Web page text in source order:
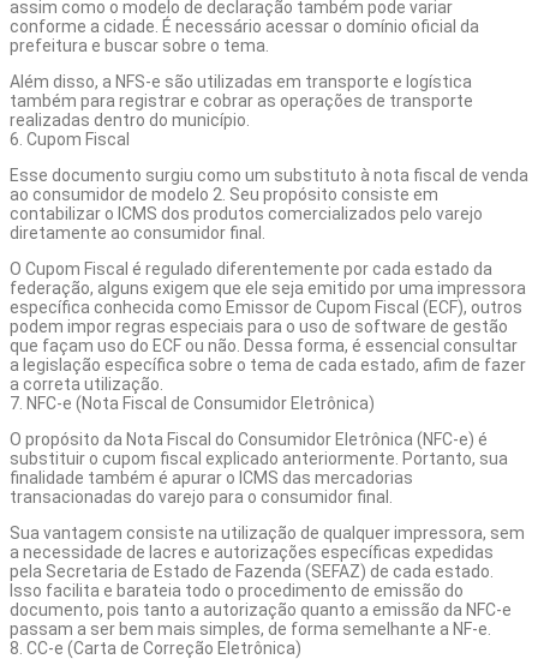
assim como o modelo de declaração também pode variar
conforme a cidade. É necessário acessar o domínio oficial da
prefeitura e buscar sobre o tema.
Além disso, a NFS-e são utilizadas em transporte e logística
também para registrar e cobrar as operações de transporte
realizadas dentro do município.
6. Cupom Fiscal
Esse documento surgiu como um substituto à nota fiscal de venda
ao consumidor de modelo 2. Seu propósito consiste em
contabilizar o ICMS dos produtos comercializados pelo varejo
diretamente ao consumidor final.
O Cupom Fiscal é regulado diferentemente por cada estado da
federação, alguns exigem que ele seja emitido por uma impressora
específica conhecida como Emissor de Cupom Fiscal (ECF), outros
podem impor regras especiais para o uso de software de gestão
que façam uso do ECF ou não. Dessa forma, é essencial consultar
a legislação específica sobre o tema de cada estado, afim de fazer
a correta utilização.
7. NFC-e (Nota Fiscal de Consumidor Eletrônica)
O propósito da Nota Fiscal do Consumidor Eletrônica (NFC-e) é
substituir o cupom fiscal explicado anteriormente. Portanto, sua
finalidade também é apurar o ICMS das mercadorias
transacionadas do varejo para o consumidor final.
Sua vantagem consiste na utilização de qualquer impressora, sem
a necessidade de lacres e autorizações específicas expedidas
pela Secretaria de Estado de Fazenda (SEFAZ) de cada estado.
Isso facilita e barateia todo o procedimento de emissão do
documento, pois tanto a autorização quanto a emissão da NFC-e
passam a ser bem mais simples, de forma semelhante a NF-e.
8. CC-e (Carta de Correção Eletrônica)